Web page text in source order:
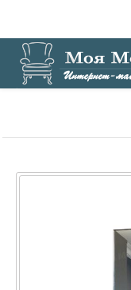
Главная / Зеркала /